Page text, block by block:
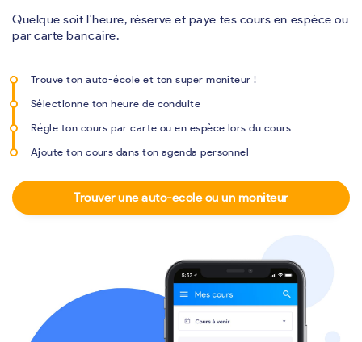
Quelque soit l'heure, réserve et paye tes cours en espèce ou
par carte bancaire.
Trouve ton auto-école et ton super moniteur !
Sélectionne ton heure de conduite
Régle ton cours par carte ou en espèce lors du cours
Ajoute ton cours dans ton agenda personnel
Trouver une auto-ecole ou un moniteur